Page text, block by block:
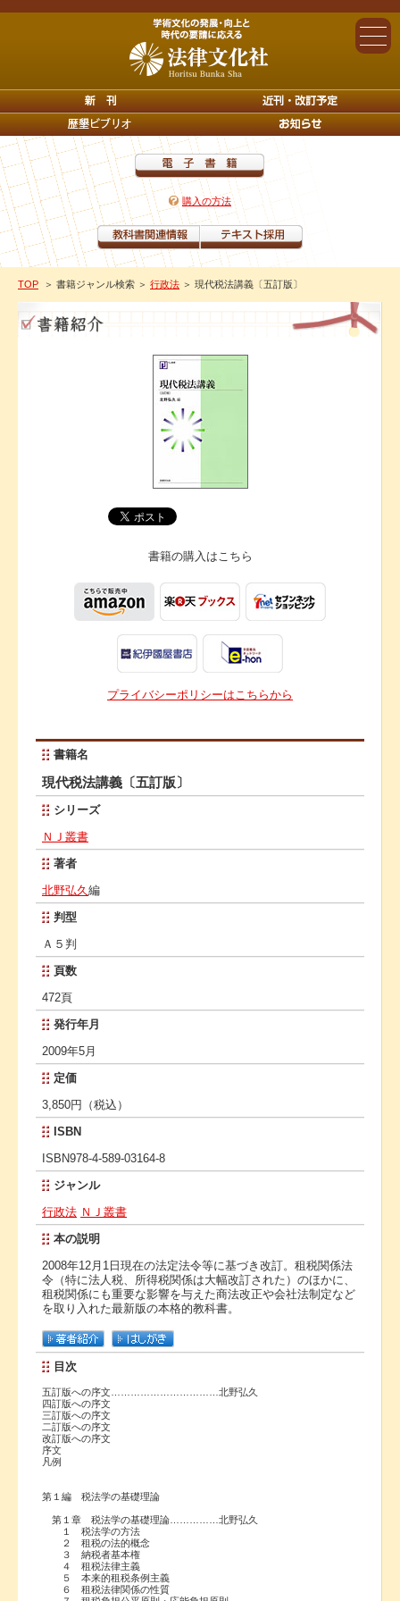
購入の方法
TOP ＞ 書籍ジャンル検索 ＞ 行政法 ＞ 現代税法講義〔五訂版〕
書籍の購入はこちら
プライバシーポリシーはこちらから
書籍名
現代税法講義〔五訂版〕
シリーズ
ＮＪ叢書
著者
北野弘久 編
判型
Ａ５判
頁数
472頁
発行年月
2009年5月
定価
3,850円（税込）
ISBN
ISBN978-4-589-03164-8
ジャンル
行政法 ＮＪ叢書
本の説明
2008年12月1日現在の法定法令等に基づき改訂。租税関係法
令（特に法人税、所得税関係は大幅改訂された）のほかに、
租税関係にも重要な影響を与えた商法改正や会社法制定など
を取り入れた最新版の本格的教科書。
目次
五訂版への序文……………………………北野弘久
四訂版への序文
三訂版への序文
二訂版への序文
改訂版への序文
序文
凡例
第１編 税法学の基礎理論
第１章 税法学の基礎理論……………北野弘久
１ 税法学の方法
２ 租税の法的概念
３ 納税者基本権
４ 租税法律主義
５ 本来的租税条例主義
６ 租税法律関係の性質